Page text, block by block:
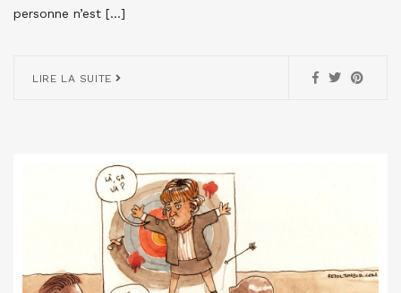
personne n’est […]
LIRE LA SUITE